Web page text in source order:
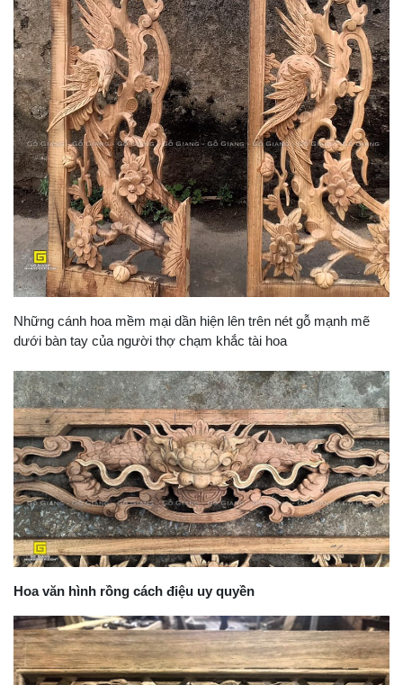
Những cánh hoa mềm mại dần hiện lên trên nét gỗ mạnh mẽ
dưới bàn tay của người thợ chạm khắc tài hoa
Hoa văn hình rồng cách điệu uy quyền